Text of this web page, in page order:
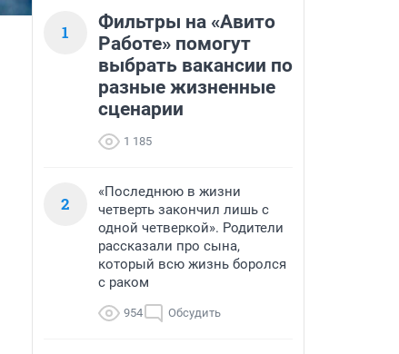
1
Фильтры на «Авито
Работе» помогут
выбрать вакансии по
разные жизненные
сценарии
1 185
2
«Последнюю в жизни
четверть закончил лишь с
одной четверкой». Родители
рассказали про сына,
который всю жизнь боролся
с раком
954 Обсудить